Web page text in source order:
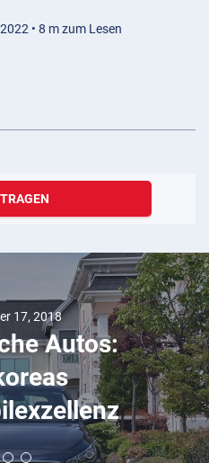
• 8 m zum Lesen
17, 2018
Autos: